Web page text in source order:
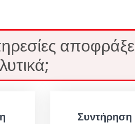
Συντήρηση